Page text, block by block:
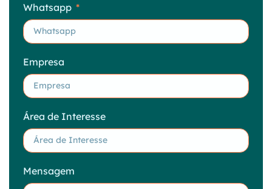
Whatsapp
Empresa
Área de Interesse
Mensagem